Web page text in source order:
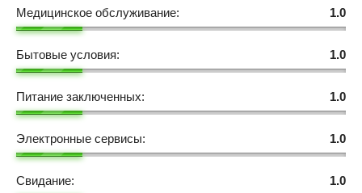
1.0
Медицинское обслуживание:
1.0
Бытовые условия:
1.0
Питание заключенных:
1.0
Электронные сервисы:
1.0
Свидание: